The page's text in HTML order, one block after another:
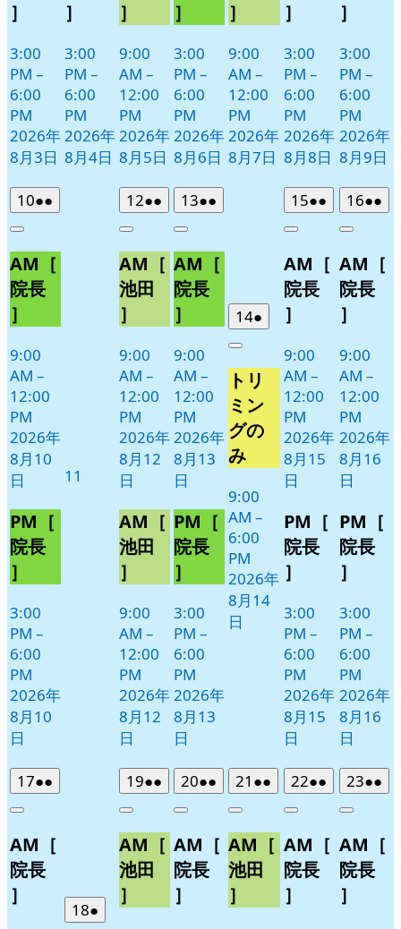
］
3:00
PM –
6:00
PM
2026年
8月3日
］
3:00
PM –
6:00
PM
2026年
8月4日
］
9:00
AM –
12:00
PM
2026年
8月5日
］
3:00
PM –
6:00
PM
2026年
8月6日
］
9:00
AM –
12:00
PM
2026年
8月7日
］
3:00
PM –
6:00
PM
2026年
8月8日
］
3:00
PM –
6:00
PM
2026年
8月9日
102026
年
月
10
日
●●
件
イ
ト)
Close
AM［
院長
］
9:00
AM –
12:00
PM
2026年
8月10
日
PM［
院長
］
3:00
PM –
6:00
PM
2026年
8月10
日
11
122026
年
月
12
日
●●
件
イ
ベ
ト)
Close
AM［
池田
］
9:00
AM –
12:00
PM
2026年
8月12
日
AM［
池田
］
9:00
AM –
12:00
PM
2026年
8月12
日
132026
年
月
13
日
●●
件
イ
ン
ト)
Close
AM［
院長
］
9:00
AM –
12:00
PM
2026年
8月13
日
PM［
院長
］
3:00
PM –
6:00
PM
2026年
8月13
日
142026
年
月
14
日
●
件
ベ
ン
ト)
Close
トリ
ミン
グの
み
9:00
AM –
6:00
PM
2026年
8月14
日
152026
年
月
15
日
●●
件
イ
ベ
ト)
Close
AM［
院長
］
9:00
AM –
12:00
PM
2026年
8月15
日
PM［
院長
］
3:00
PM –
6:00
PM
2026年
8月15
日
162026
年
月
16
日
●●
件
イ
Close
AM［
院長
］
9:00
AM –
12:00
PM
2026年
8月16
日
PM［
院長
］
3:00
PM –
6:00
PM
2026年
8月16
日
172026
年
月
17
日
●●
件
イ
Close
AM［
院長
］
182026
●
192026
年
月
19
日
●●
件
イ
ベ
ト)
Close
AM［
池田
］
202026
年
月
20
日
●●
件
イ
ベ
ト)
Close
AM［
院長
］
21 2026
年
月
21
日
●●
件
イ
ベ
ト)
Close
AM［
池田
］
222026
年
月
22
日
●●
件
イ
ベ
ト)
Close
AM［
院長
］
232026
年
月
23
日
●●
件
イ
Close
AM［
院長
］